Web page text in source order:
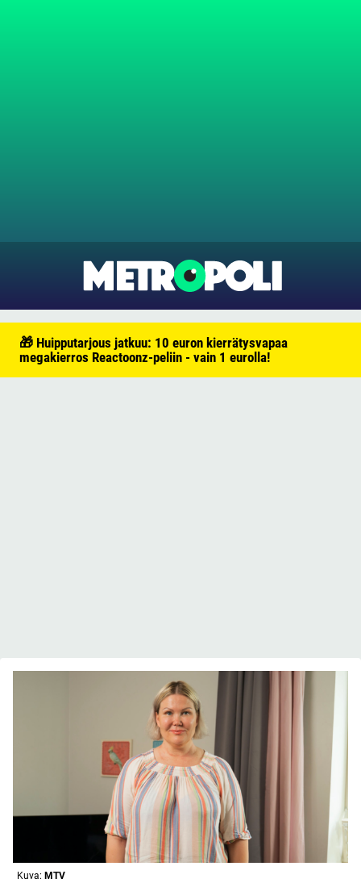
🎁 Huipputarjous jatkuu: 10 euron kierrätysvapaa
megakierros Reactoonz-peliin - vain 1 eurolla!
Kuva: MTV